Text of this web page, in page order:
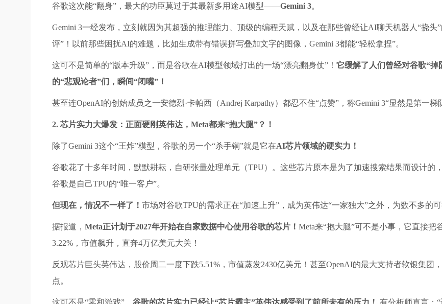
谷歌这次能“翻身”，最大的功臣莫过于其最新多用途AI模型——Gemini 3。
Gemini 3一经发布，立刻就因为其超强的推理能力、顶级的编程天赋，以及在那些曾经让AI聊天机器人“挠
评”！以前那些困扰AI的难题，比如生成带有错误拼写叠加文字的图像，Gemini 3都能“轻松拿捏”。
这可不是简单的“版本升级”，而是谷歌在AI模型领域打出的一场“漂亮翻身仗”！ 它缓解了人们曾经对谷歌“
的“悲观论者”们，瞬间“闭嘴”！
甚至连OpenAI的创始成员之一安德烈·卡帕西（Andrej Karpathy）都忍不住“点赞”，称Gemini 3“显然是第一梯
2. 芯片实力大爆发：正面硬刚英伟达，Meta都来“抱大腿”？！
除了Gemini 3这个“王炸”模型，谷歌的另一个“杀手锏”就是它在AI芯片领域的硬实力！
谷歌花了十多年时间，默默耕耘，自研张量处理单元（TPU）。这些芯片原本是为了加速搜索结果而设计的
谷歌是自己TPU的“唯一客户”。
但现在，情况不一样了！ 市场对谷歌TPU的需求正在“加速上升”，成为英伟达“一家独大”之外，为数不多的可
据报道， Meta正计划于2027年开始在自家数据中心使用谷歌的芯片！ Meta来“抱大腿”可不是小事，它直接把
3.22%，市值飙升，直奔4万亿美元大关！
反观芯片巨头英伟达，股价周二一度下跌5.51%，市值蒸发2430亿美元！甚至OpenAI的最大支持者软银集团
点。